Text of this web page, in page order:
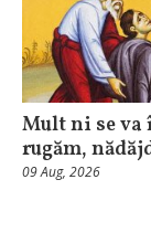
Mult ni se va
rugăm,
09 Aug, 2026